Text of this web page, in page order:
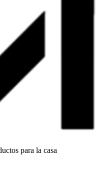
para la casa